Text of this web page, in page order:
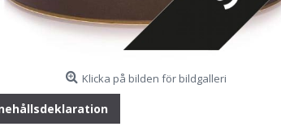
Klicka på bilden för bildgalleri